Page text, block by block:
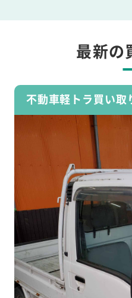
最新の
不動車軽トラ買い取